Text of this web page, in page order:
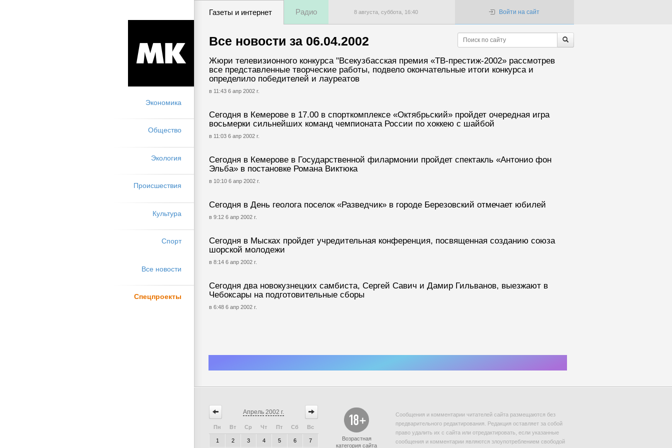
Экономика
Общество
Экология
Происшествия
Культура
Спорт
Все новости
Спецпроекты
Газеты и интернет Радио 8 августа, суббота, 16:40 Войти на сайт
Все новости за 06.04.2002
Жюри телевизионного конкурса "Всекузбасская премия «ТВ-престиж-2002» рассмотрев
все представленные творческие работы, подвело окончательные итоги конкурса и
определило победителей и лауреатов
в 11:43 6 апр 2002 г.
Сегодня в Кемерове в 17.00 в спорткомплексе «Октябрьский» пройдет очередная игра
восьмерки сильнейших команд чемпионата России по хоккею с шайбой
в 11:03 6 апр 2002 г.
Сегодня в Кемерове в Государственной филармонии пройдет спектакль «Антонио фон
Эльба» в постановке Романа Виктюка
в 10:10 6 апр 2002 г.
Сегодня в День геолога поселок «Разведчик» в городе Березовский отмечает юбилей
в 9:12 6 апр 2002 г.
Сегодня в Мысках пройдет учредительная конференция, посвященная созданию союза
шорской молодежи
в 8:14 6 апр 2002 г.
Сегодня два новокузнецких самбиста, Сергей Савич и Дамир Гильванов, выезжают в
Чебоксары на подготовительные сборы
в 6:48 6 апр 2002 г.
Апрель 2002 г.
Пн Вт Ср Чт Пт Сб Вс
1 2 3 4 5 6 7
Возрастная
категория сайта
Сообщения и комментарии читателей сайта размещаются без
предварительного редактирования. Редакция оставляет за собой
право удалить их с сайта или отредактировать, если указанные
сообщения и комментарии являются злоупотреблением свободой